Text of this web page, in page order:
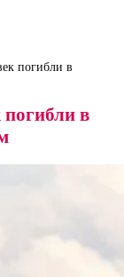
погибли в
погибли в